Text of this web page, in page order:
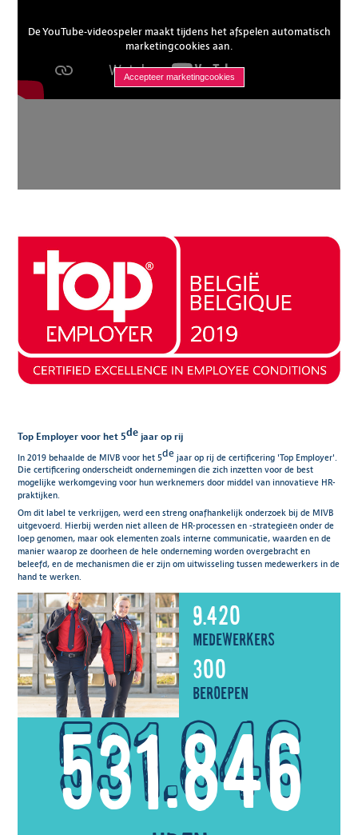
De YouTube-videospeler maakt tijdens het afspelen automatisch
marketingcookies aan.
Accepteer marketingcookies
Top Employer voor het 5de jaar op rij
In 2019 behaalde de MIVB voor het 5de jaar op rij de certificering 'Top Employer'.
Die certificering onderscheidt ondernemingen die zich inzetten voor de best
mogelijke werkomgeving voor hun werknemers door middel van innovatieve HR-
praktijken.
Om dit label te verkrijgen, werd een streng onafhankelijk onderzoek bij de MIVB
uitgevoerd. Hierbij werden niet alleen de HR-processen en -strategieën onder de
loep genomen, maar ook elementen zoals interne communicatie, waarden en de
manier waarop ze doorheen de hele onderneming worden overgebracht en
beleefd, en de mechanismen die er zijn om uitwisseling tussen medewerkers in de
hand te werken.
9.420
medewerkers
300
beroepen
531.846